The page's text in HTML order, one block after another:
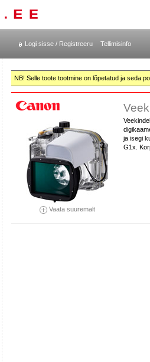
Logi sisse / Registreeru Tellimisinfo
NB! Selle toote tootmine on lõpetatud ja seda
Vaata suuremalt
ja isegi
G1x.